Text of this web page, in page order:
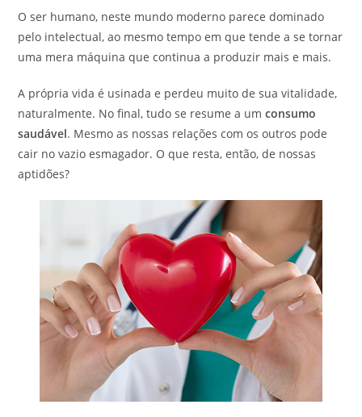
O ser humano, neste mundo moderno parece dominado
pelo intelectual, ao mesmo tempo em que tende a se tornar
uma mera máquina que continua a produzir mais e mais.
A própria vida é usinada e perdeu muito de sua vitalidade,
naturalmente. No final, tudo se resume a umconsumo
saudável. Mesmo as nossas relações com os outros pode
cair no vazio esmagador. O que resta, então, de nossas
aptidões?